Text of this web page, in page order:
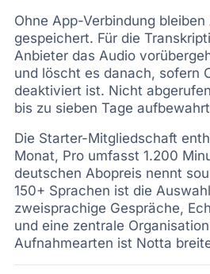
Ohne App-Verbindung
gespeichert. Für die
Anbieter das Audio
und löscht es danach, sofern
deaktiviert ist. Nicht
bis zu sieben Tage
Die Starter-Mitgliedschaft
Monat, Pro umfasst 1.200
deutschen Abopreis nennt
150+ Sprachen ist die
zweisprachige Gespräche,
und eine zentrale
Aufnahmearten ist Notta